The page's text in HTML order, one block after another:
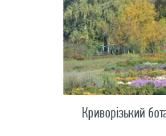
Криворізький